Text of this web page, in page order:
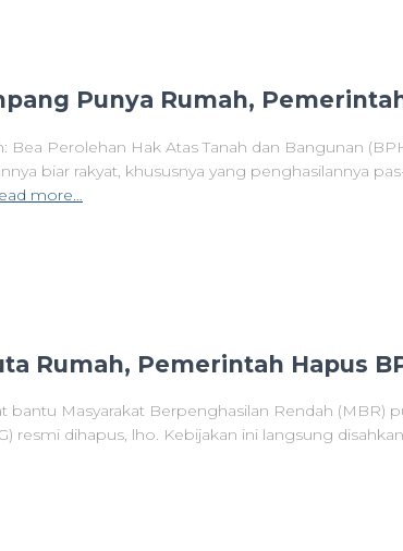
Punya Rumah,
Perolehan Hak Atas Tanah dan Bangunan
biar rakyat, khususnya yang penghasilannya
more…
Rumah, Pemerintah Hapus
Masyarakat Berpenghasilan Rendah (MBR)
resmi dihapus, lho. Kebijakan ini langsung